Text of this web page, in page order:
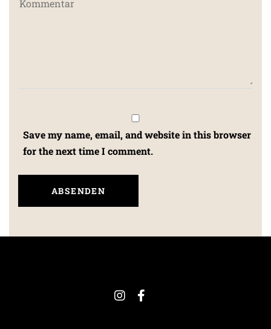
Save my name, email, and website in this browser
for the next time I comment.